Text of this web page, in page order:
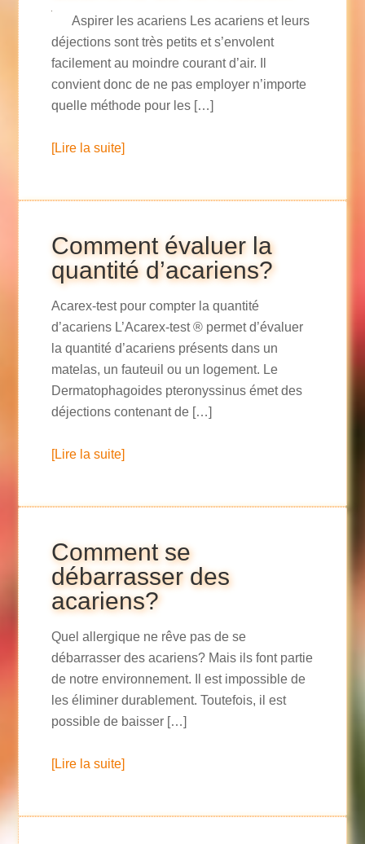
Aspirer les acariens Les acariens et leurs
déjections sont très petits et s’envolent
facilement au moindre courant d’air. Il
convient donc de ne pas employer n’importe
quelle méthode pour les […]
[Lire la suite]
Comment évaluer la
quantité d’acariens?
Acarex-test pour compter la quantité
d’acariens L’Acarex-test ® permet d’évaluer
la quantité d’acariens présents dans un
matelas, un fauteuil ou un logement. Le
Dermatophagoides pteronyssinus émet des
déjections contenant de […]
[Lire la suite]
Comment se
débarrasser des
acariens?
Quel allergique ne rêve pas de se
débarrasser des acariens? Mais ils font partie
de notre environnement. Il est impossible de
les éliminer durablement. Toutefois, il est
possible de baisser […]
[Lire la suite]